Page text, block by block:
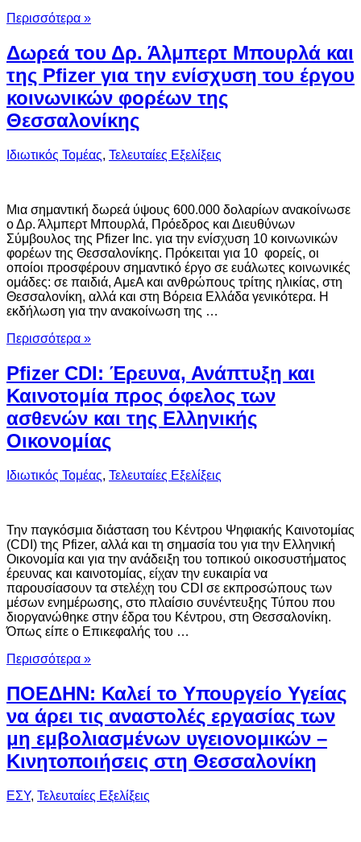
Περισσότερα »
Δωρεά του Δρ. Άλμπερτ Μπουρλά και
της Pfizer για την ενίσχυση του έργου
κοινωνικών φορέων της
Θεσσαλονίκης
Ιδιωτικός Τομέας, Τελευταίες Εξελίξεις
Μια σημαντική δωρεά ύψους 600.000 δολαρίων ανακοίνωσε
ο Δρ. Άλμπερτ Μπουρλά, Πρόεδρος και Διευθύνων
Σύμβουλος της Pfizer Ιnc. για την ενίσχυση 10 κοινωνικών
φορέων της Θεσσαλονίκης. Πρόκειται για 10 φορείς, οι
οποίοι προσφέρουν σημαντικό έργο σε ευάλωτες κοινωνικές
ομάδες: σε παιδιά, ΑμεΑ και ανθρώπους τρίτης ηλικίας, στη
Θεσσαλονίκη, αλλά και στη Βόρεια Ελλάδα γενικότερα. Η
εκδήλωση για την ανακοίνωση της …
Περισσότερα »
Pfizer CDI: Έρευνα, Ανάπτυξη και
Καινοτομία προς όφελος των
ασθενών και της Ελληνικής
Οικονομίας
Ιδιωτικός Τομέας, Τελευταίες Εξελίξεις
Την παγκόσμια διάσταση του Κέντρου Ψηφιακής Καινοτομίας
(CDI) της Pfizer, αλλά και τη σημασία του για την Ελληνική
Οικονομία και για την ανάδειξη του τοπικού οικοσυστήματος
έρευνας και καινοτομίας, είχαν την ευκαιρία να
παρουσίασουν τα στελέχη του CDI σε εκπροσώπους των
μέσων ενημέρωσης, στο πλαίσιο συνέντευξης Τύπου που
διοργανώθηκε στην έδρα του Κέντρου, στη Θεσσαλονίκη.
Όπως είπε ο Επικεφαλής του …
Περισσότερα »
ΠΟΕΔΗΝ: Καλεί το Υπουργείο Υγείας
να άρει τις αναστολές εργασίας των
μη εμβολιασμένων υγειονομικών –
Κινητοποιήσεις στη Θεσσαλονίκη
ΕΣΥ, Τελευταίες Εξελίξεις